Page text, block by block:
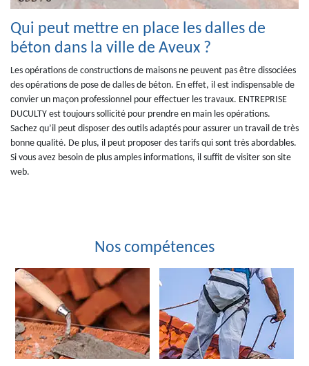
Qui peut mettre en place les dalles de
béton dans la ville de Aveux ?
Les opérations de constructions de maisons ne peuvent pas être dissociées
des opérations de pose de dalles de béton. En effet, il est indispensable de
convier un maçon professionnel pour effectuer les travaux. ENTREPRISE
DUCULTY est toujours sollicité pour prendre en main les opérations.
Sachez qu’il peut disposer des outils adaptés pour assurer un travail de très
bonne qualité. De plus, il peut proposer des tarifs qui sont très abordables.
Si vous avez besoin de plus amples informations, il suffit de visiter son site
web.
Nos compétences